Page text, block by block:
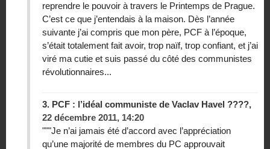
reprendre le pouvoir à travers le Printemps de Prague.
C’est ce que j’entendais à la maison. Dès l’année
suivante j’ai compris que mon père, PCF à l’époque,
s’était totalement fait avoir, trop naïf, trop confiant, et j’ai
viré ma cutie et suis passé du côté des communistes
révolutionnaires...
3. PCF : l’idéal communiste de Vaclav Havel ????,
22 décembre 2011, 14:20
"""Je n’ai jamais été d’accord avec l’appréciation
qu’une majorité de membres du PC approuvait